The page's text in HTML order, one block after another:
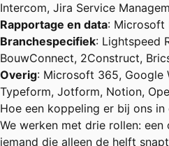
Intercom, Jira Service
Rapportage en data: Microsoft
Branchespecifiek: Lightspeed
BouwConnect, 2Construct,
Overig: Microsoft 365, Google
Typeform, Jotform, Notion,
Hoe een koppeling er bij ons
We werken met drie rollen:
iemand die alleen de helft